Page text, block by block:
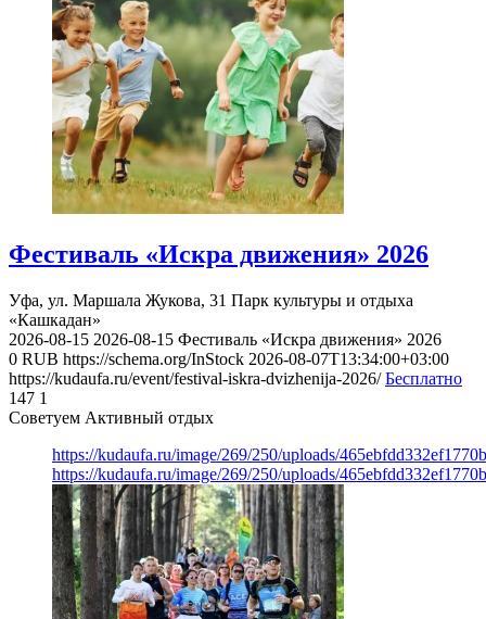
Фестиваль «Искра движения» 2026
Уфа, ул. Маршала Жукова, 31 Парк культуры и отдыха
«Кашкадан»
2026-08-15 2026-08-15 Фестиваль «Искра движения» 2026
0 RUB https://schema.org/InStock 2026-08-07T13:34:00+03:00
https://kudaufa.ru/event/festival-iskra-dvizhenija-2026/ Бесплатно
147 1
Советуем Активный отдых
https://kudaufa.ru/image/269/250/uploads/
https://kudaufa.ru/image/269/250/uploads/